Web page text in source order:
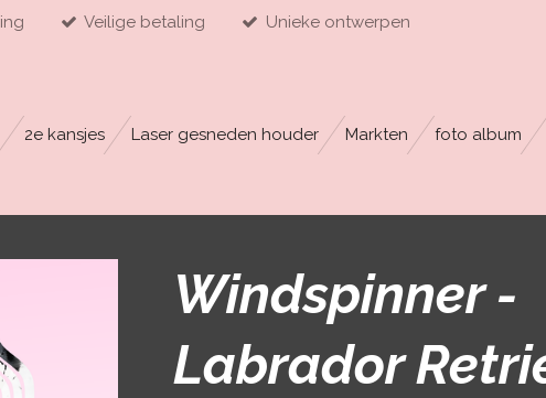
Veilige betaling Unieke ontwerpen
2e kansjes Laser gesneden houder Markten foto album
Windspinner -
Labrador